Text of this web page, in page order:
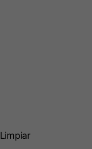
Limpiar